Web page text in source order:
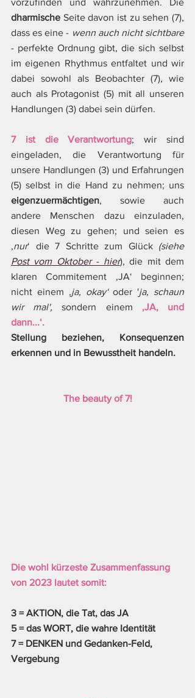
dharmische Seite davon ist zu sehen (7),
dass es eine - wenn auch nicht sichtbare
- perfekte Ordnung gibt, die sich selbst
im eigenen Rhythmus entfaltet und wir
dabei sowohl als Beobachter (7), wie
auch als Protagonist (5) mit all unseren
Handlungen (3) dabei sein dürfen.
7 ist die Verantwortung; wir sind
eingeladen, die Verantwortung für
unsere Handlungen (3) und Erfahrungen
eigenzuermächtigen, sowie auch
andere Menschen dazu einzuladen,
diesen Weg zu gehen; und seien es
‚nur‘ die 7 Schritte zum Glück
(siehe
Post vom Oktober - hier), die mit dem
klaren Commitement ‚JA‘ beginnen;
nicht einem ‚ja, okay‘ oder 'ja, schaun
wir mal', sondern einem ‚JA, und
dann...‘.
Stellung beziehen, Konsequenzen
erkennen und in Bewusstheit handeln.
The beauty of 7!
Die wohl kürzeste Zusammenfassung
von 2023 lautet somit:
3 = AKTION, die Tat, das JA
5 = das WORT, die wahre Identität
7 = DENKEN und Gedanken-Feld,
Vergebung